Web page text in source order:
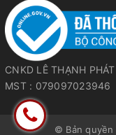
CNKD LÊ THẠNH PHÁT
MST : 079097023946
© Bản